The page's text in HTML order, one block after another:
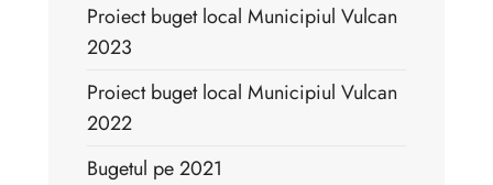
Proiect buget local Municipiul Vulcan
2023
Proiect buget local Municipiul Vulcan
2022
Bugetul pe 2021